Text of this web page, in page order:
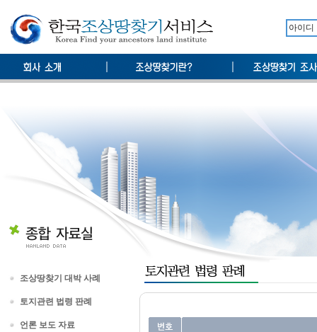
조상땅찾기 대박 사례
토지관련 법령 판례
언론 보도 자료